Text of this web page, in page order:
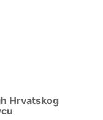
Hrvatskog